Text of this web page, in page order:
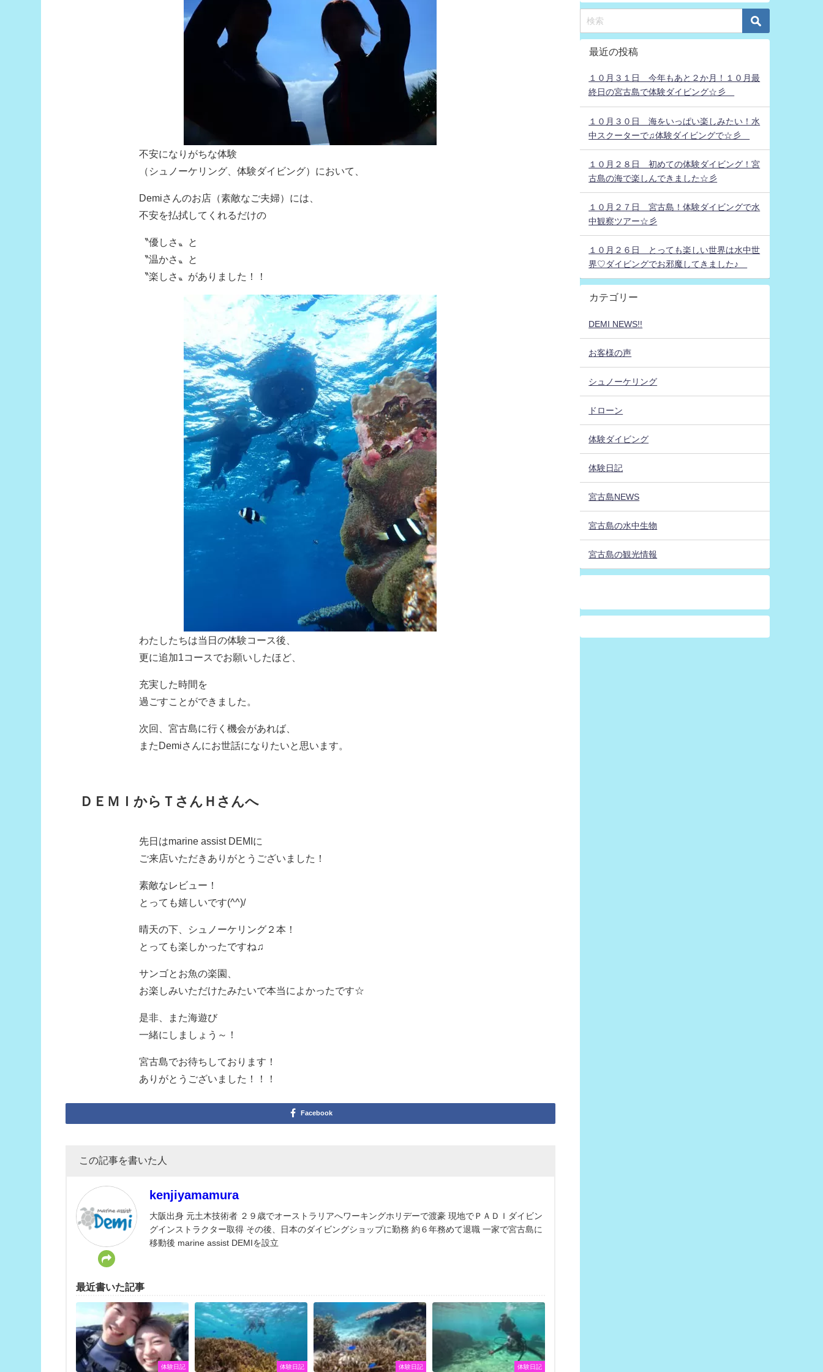
不安になりがちな体験
（シュノーケリング、体験ダイビング）において、
Demiさんのお店（素敵なご夫婦）には、
不安を払拭してくれるだけの
〝優しさ〟と
〝温かさ〟と
〝楽しさ〟がありました！！
わたしたちは当日の体験コース後、
更に追加1コースでお願いしたほど、
充実した時間を
過ごすことができました。
次回、宮古島に行く機会があれば、
またDemiさんにお世話になりたいと思います。
ＤＥＭＩからＴさんＨさんへ
先日はmarine assist DEMIに
ご来店いただきありがとうございました！
素敵なレビュー！
とっても嬉しいです(^^)/
晴天の下、シュノーケリング２本！
とっても楽しかったですね♫
サンゴとお魚の楽園、
お楽しみいただけたみたいで本当によかったです☆
是非、また海遊び
一緒にしましょう～！
宮古島でお待ちしております！
ありがとうございました！！！
Facebook
この記事を書いた人
kenjiyamamura
大阪出身 元土木技術者 ２９歳でオーストラリアへワーキングホリデーで渡豪 現地でＰＡＤＩダイビン
グインストラクター取得 その後、日本のダイビングショップに勤務 約６年務めて退職 一家で宮古島に
移動後 marine assist DEMIを設立
最近書いた記事
体験日記 体験日記 体験日記 体験日記
最近の投稿
１０月３１日 今年もあと２か月！１０月最
終日の宮古島で体験ダイビング☆彡
１０月３０日 海をいっぱい楽しみたい！水
中スクーターで♫体験ダイビングで☆彡
１０月２８日 初めての体験ダイビング！宮
古島の海で楽しんできました☆彡
１０月２７日 宮古島！体験ダイビングで水
中観察ツアー☆彡
１０月２６日 とっても楽しい世界は水中世
界♡ダイビングでお邪魔してきました♪
カテゴリー
DEMI NEWS!!
お客様の声
シュノーケリング
ドローン
体験ダイビング
体験日記
宮古島NEWS
宮古島の水中生物
宮古島の観光情報